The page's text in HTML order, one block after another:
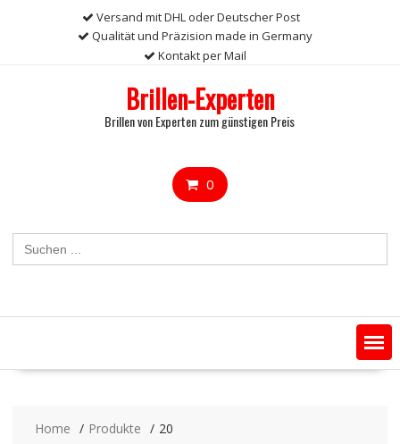
Versand mit DHL oder Deutscher Post
Qualität und Präzision made in Germany
Kontakt per Mail
Brillen-Experten
Brillen von Experten zum günstigen Preis
0
Search
for:
Home Produkte 20